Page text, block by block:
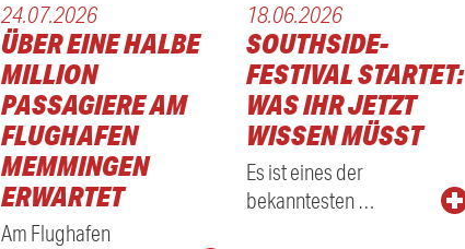
24.07.2026
ÜBER EINE HALBE
MILLION
PASSAGIERE AM
FLUGHAFEN
MEMMINGEN
ERWARTET
Am Flughafen
18.06.2026
SOUTHSIDE-
FESTIVAL STARTET:
WAS IHR JETZT
WISSEN MÜSST
Es ist eines der
bekanntesten …